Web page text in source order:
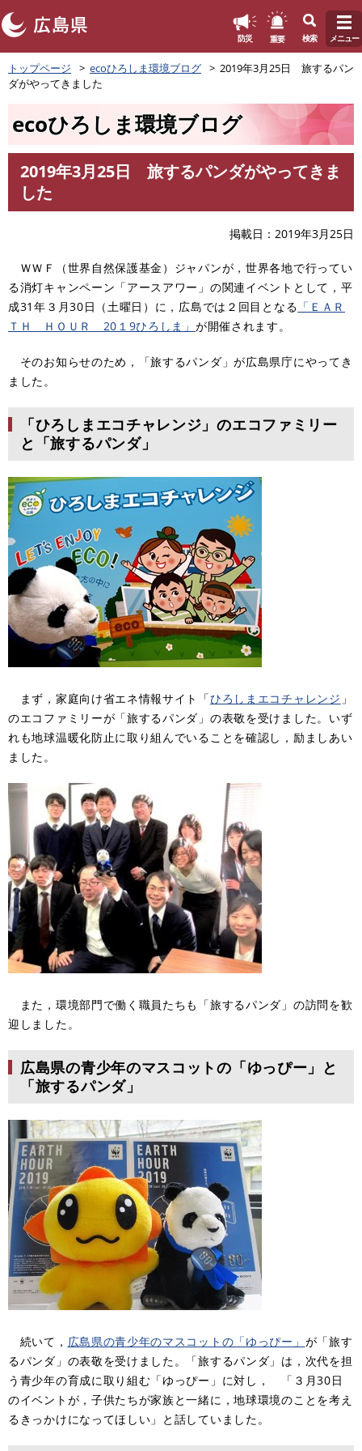
ペ
ー
ジ
防災 重要 検索 メニュー
トップページ ecoひろしま環境ブログ
2019年3月25日 旅するパン
ダがやってきました
ecoひろしま環境ブログ
2019年3月25日 旅するパンダがやってきま
した
掲載日 2019年3月25日
ＷＷＦ（世界自然保護基金）ジャパンが，世界各地で行ってい
る消灯キャンペーン「アースアワー」の関連イベントとして，平
成31年３月30日（土曜日）に，広島では２回目となる 「ＥＡＲ
ＴＨ ＨＯＵＲ 20１9ひろしま」 が開催されます。
そのお知らせのため，「旅するパンダ」が広島県庁にやってき
ました。
「ひろしまエコチャレンジ」のエコファミリー
と「旅するパンダ」
まず，家庭向け省エネ情報サイト「ひろしまエコチャレンジ 」
のエコファミリーが「旅するパンダ」の表敬を受けました。いず
れも地球温暖化防止に取り組んでいることを確認し，励ましあい
ました。
また，環境部門で働く職員たちも「旅するパンダ」の訪問を歓
迎しました。
広島県の青少年のマスコットの「ゆっぴー」と
「旅するパンダ」
続いて， 広島県の青少年のマスコットの「ゆっぴー」 が「旅す
るパンダ」の表敬を受けました。「旅するパンダ」は，次代を担
う青少年の育成に取り組む「ゆっぴー」に対し， 「３月30日
のイベントが，子供たちが家族と一緒に，地球環境のことを考え
るきっかけになってほしい」と話していました。